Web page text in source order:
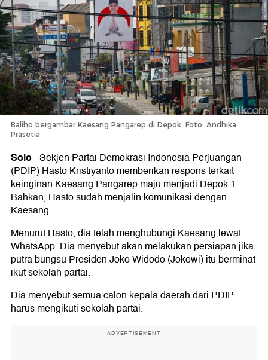
Baliho bergambar Kaesang Pangarep di Depok. Foto: Andhika
Prasetia
Solo-Sekjen Partai Demokrasi Indonesia Perjuangan
(PDIP) Hasto Kristiyanto memberikan respons terkait
keinginan Kaesang Pangarep maju menjadi Depok 1.
Bahkan, Hasto sudah menjalin komunikasi dengan
Kaesang.
Menurut Hasto, dia telah menghubungi Kaesang lewat
WhatsApp. Dia menyebut akan melakukan persiapan jika
putra bungsu Presiden Joko Widodo (Jokowi) itu berminat
ikut sekolah partai.
Dia menyebut semua calon kepala daerah dari PDIP
harus mengikuti sekolah partai.
ADVERTISEMENT